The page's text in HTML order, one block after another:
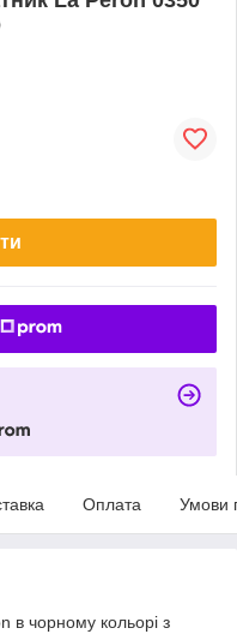
Оплата Умови
в чорному кольорі з